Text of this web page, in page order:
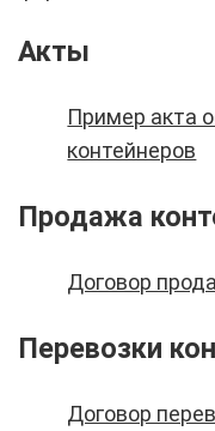
Акты
Пример акта
контейнеров
Продажа
Договор
Перевозки
Договор